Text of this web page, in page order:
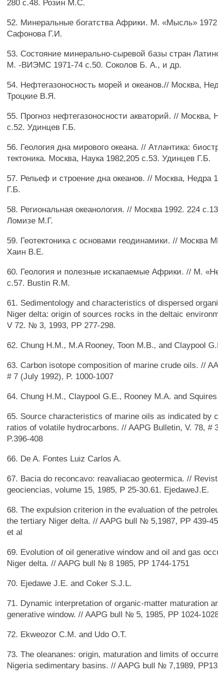
280 с.48. Розин М.С.
52. Минеральные богатства Африки. М. «Мысль»
Сафонова Г.И.
53. Состояние минерально-сыревой базы стран
М. -ВИЭМС 1971-74 с.50. Соколов Б. А., и др.
54. Нефтегазоносность морей и океанов.// Москва,
Троцкие В.Я.
55. Прогноз нефтегазоносности акваторий. // Москва,
с.52. Удинцев Г.Б.
56. Геология дна мирового океана. // Атлантика:
тектоника. Москва, Наука 1982,205 с.53. Удинцев Г.Б.
57. Рельеф и строение дна океанов. // Москва, Недра
Г.Б.
58. Региональная океанология. // Москва 1992. 224
Ломизе М.Г.
59. Геотектоника с основами геодинамики. // Москва
Хаин В.Е.
60. Геология и полезные искапаемые Африки. // М.
с.57. Bustin R.M.
61. Sedimentology and characteristics of dispersed
Niger delta: origin of sources rocks in the deltaic
V 72. № 3, 1993, PP 277-298.
62. Chung H.M., M.A Rooney, Toon M.B., and Claypool
63. Carbon isotope composition of marine crude oils. //
# 7 (July 1992), P. 1000-1007
64. Chung H.M., Claypool G.E., Rooney M.A. and Squires
65. Source characteristics of marine oils as indicated by
ratios of volatile hydrocarbons. // AAPG Bulletin, V. 78, #
P.396-408
66. De A. Fontes Luiz Carlos A.
67. Bacia do reconcavo: reavaliacao geotermica. //
geociencias, volume 15, 1985, P 25-30.61. EjedaweJ.E.
68. The expulsion criterion in the evaluation of the
the tertiary Niger delta. // AAPG bull № 5,1987, PP 439-
et al
69. Evolution of oil generative window and oil and gas
Niger delta. // AAPG bull № 8 1985, PP 1744-1751
70. Ejedawe J.E. and Coker S.J.L.
71. Dynamic interpretation of organic-matter maturation
generative window. // AAPG bull № 5, 1985, PP 1024-
72. Ekweozor C.M. and Udo O.T.
73. The oleananes: origin, maturation and limits of
Nigeria sedimentary basins. // AAPG bull № 7,1989,